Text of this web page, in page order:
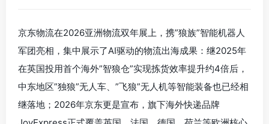
京东物流在2026亚洲物流双年展上，携”狼族”智能机器人
军团亮相，集中展示了AI驱动的物流出海成果：继2025年
在英国投用首个海外”智狼仓”实现拣货效率提升约4倍后，
中东地区”独狼”无人车、”飞狼”无人机等智能装备也已经相
继落地；2026年京东更是宣布，旗下海外快递品牌